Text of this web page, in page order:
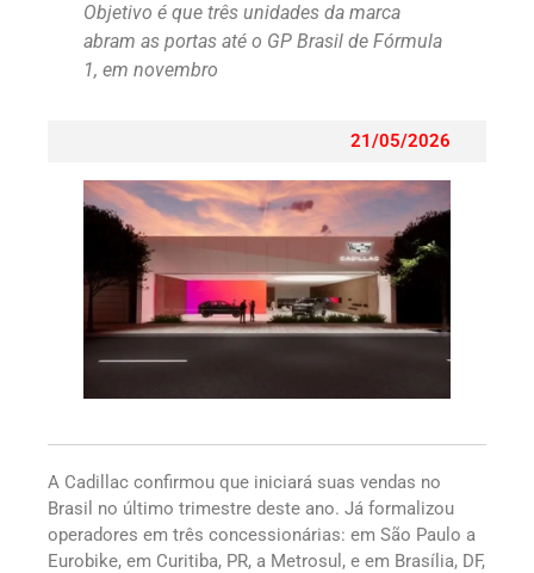
Objetivo é que três unidades da marca
abram as portas até o GP Brasil de Fórmula
1, em novembro
21/05/2026
A Cadillac confirmou que iniciará suas vendas no
Brasil no último trimestre deste ano. Já formalizou
operadores em três concessionárias: em São Paulo a
Eurobike, em Curitiba, PR, a Metrosul, e em Brasília, DF,